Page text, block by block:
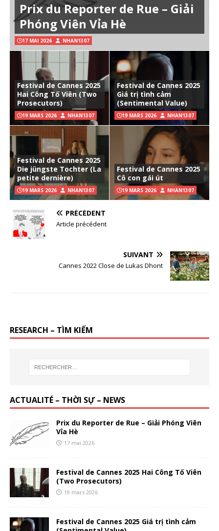
Prix du Reporter de Rue – Giải
Phóng Viên Vỉa Hè
17 MAI 2026 NHAN1307
Festival de Cannes 2025
Hai Công Tố Viên (Two
Prosecutors)
19 MARS 2026 NHAN1307
Festival de Cannes 2025
Giá trị tình cảm
(Sentimental Value)
19 MARS 2026 NHAN1307
Festival de Cannes 2025
Die jüngste Tochter (La
petite dernière)
19 MARS 2026 NHAN1307
Festival de Cannes 2025
Cô con gái út
19 MARS 2026 NHAN1307
PRÉCÉDENT
Article précédent
SUIVANT
Cannes 2022 Close de Lukas Dhont
RESEARCH – TÌM KIẾM
ACTUALITÉ – THỜI SỰ – NEWS
Prix du Reporter de Rue – Giải Phóng Viên
Vỉa Hè
17 mai 2026
Festival de Cannes 2025 Hai Công Tố Viên
(Two Prosecutors)
19 mars 2026
Festival de Cannes 2025 Giá trị tình cảm